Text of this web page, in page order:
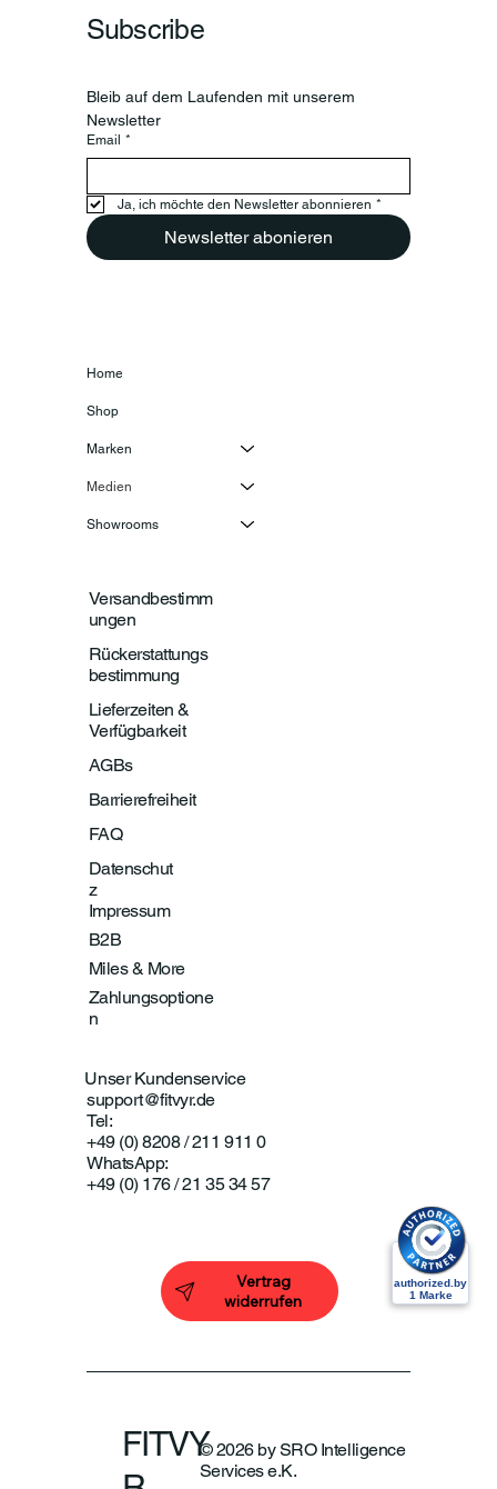
Subscribe
Bleib auf dem Laufenden mit unserem
Newsletter
Email *
Ja, ich möchte den Newsletter abonnieren *
Newsletter abonieren
FAQ
Versandbestimm
ungen
Rückerstattungs
bestimmung
AGBs
Lieferzeiten &
Verfügbarkeit
Datenschut
z
Barrierefreiheit
Impressum
B2B
Miles & More
Zahlungsoptione
n
Unser Kundenservice
support@fitvyr.de
Tel:
+49 (0) 8208 / 211 911 0
WhatsApp:
+49 (0) 176 / 21 35 34 57
Vertrag
widerrufen
Home
Shop
Marken
Medien
Showrooms
FITVY© 2026 by SRO Intelligence
Services e.K.